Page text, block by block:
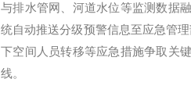
与排水管网、河道水位等监测数据
统自动推送分级预警信息至应急管
下空间人员转移等应急措施争取关
线。